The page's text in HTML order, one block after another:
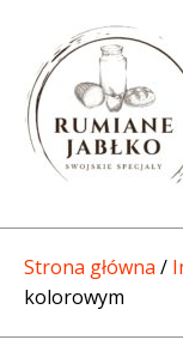
Strona główna /
kolorowym